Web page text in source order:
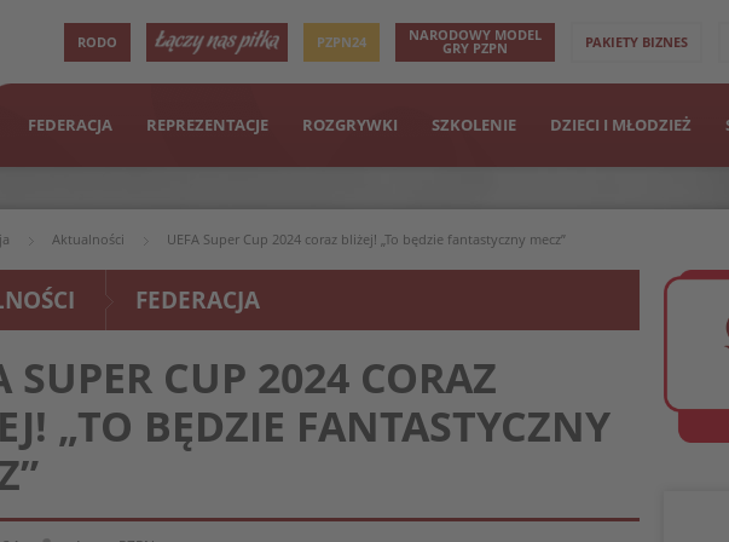
RODO PZPN24 NARODOWY MODEL
GRY PZPN PAKIETY BIZNES
FEDERACJA REPREZENTACJE ROZGRYWKI SZKOLENIE DZIECI I MŁODZIEŻ
Aktualności UEFA Super Cup 2024 coraz bliżej! „To będzie fantastyczny mecz”
FEDERACJA
SUPER CUP 2024 CORAZ
„TO BĘDZIE FANTASTYCZNY